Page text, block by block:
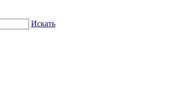
Искать